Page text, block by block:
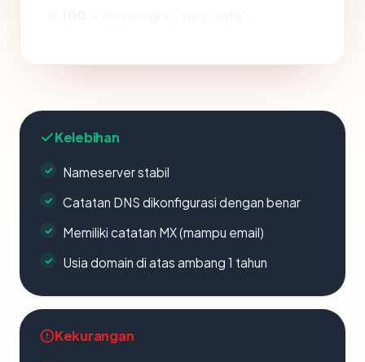
Kelebihan
Nameserver stabil
Catatan DNS dikonfigurasi dengan benar
Memiliki catatan MX (mampu email)
Usia domain di atas ambang 1 tahun
Kekurangan